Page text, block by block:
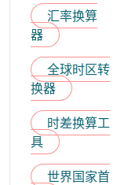
汇率换算
器
全球时区转
换器
时差换算工
具
世界国家首